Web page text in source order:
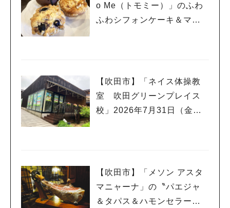
o Me（トモミー）」のふわ
ふわシフォンケーキ＆マフ
【吹田市】「ネイス体操教
室 吹田グリーンプレイス
校」2026年7月31日（金）
【吹田市】「メソン アスタ
マニャーナ」の〝パエジャ
＆タパス＆ハモンセラー